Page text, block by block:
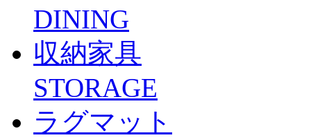
DINING
収納家具
STORAGE
ラグマット